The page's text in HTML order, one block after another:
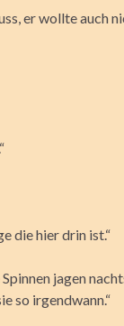
er wollte auch
die hier drin ist.“
jagen
so irgendwann.“